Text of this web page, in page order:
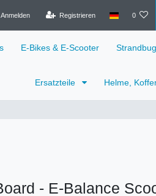
Anmelden Registrieren 0
E-Bikes & E-Scooter
Ersatzteile Helme,
- E-Balance